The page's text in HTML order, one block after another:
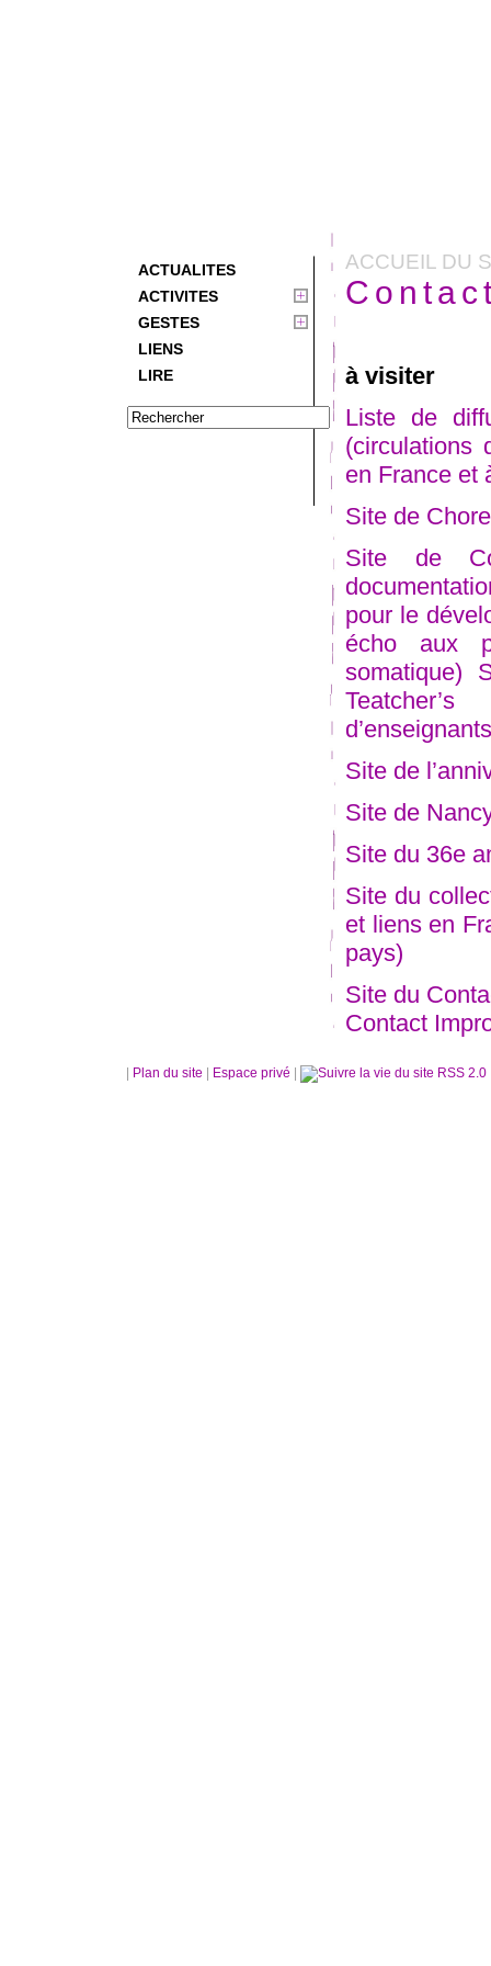
ACTUALITES
ACTIVITES
GESTES
LIENS
LIRE
ACCUEIL DU
à visiter
Liste de
(circulations
en France et
Site de
Site de
pour le
écho aux
somatique)
Site de
Site de
Site du 36e
Site du
et liens en
pays)
Site du
Contact
Plan du site Espace privé RSS 2.0